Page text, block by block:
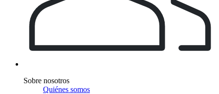
Sobre nosotros
Quiénes somos